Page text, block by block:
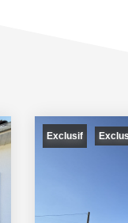
Exclusif